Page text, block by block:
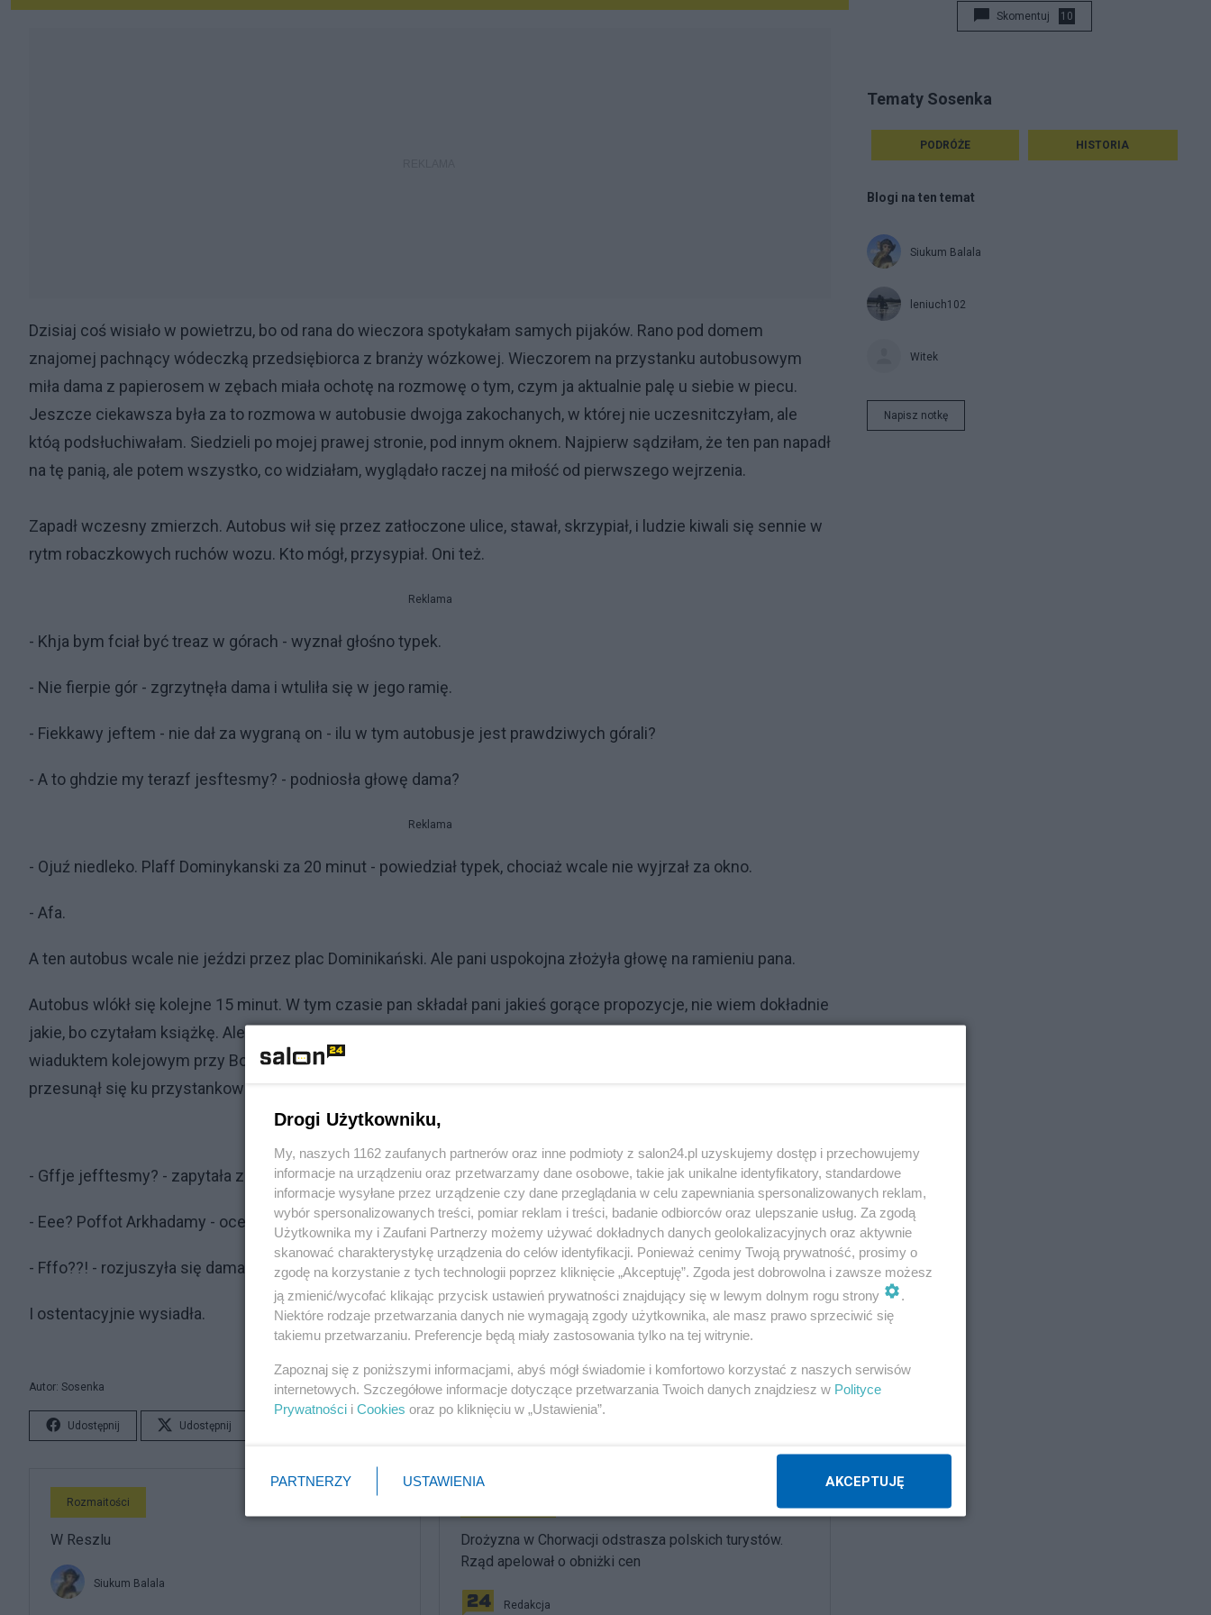
Dzisiaj coś wisiało w powietrzu, bo od rana do wieczora spotykałam samych pijaków. Rano pod domem
znajomej pachnący wódeczką przedsiębiorca z branży wózkowej. Wieczorem na przystanku autobusowym
miła dama z papierosem w zębach miała ochotę na rozmowę o tym, czym ja aktualnie palę u siebie w piecu.
Jeszcze ciekawsza była za to rozmowa w autobusie dwojga zakochanych, w której nie uczesnitczyłam, ale
któą podsłuchiwałam. Siedzieli po mojej prawej stronie, pod innym oknem. Najpierw sądziłam, że ten pan napadł
na tę panią, ale potem wszystko, co widziałam, wyglądało raczej na miłość od pierwszego wejrzenia.
Zapadł wczesny zmierzch. Autobus wił się przez zatłoczone ulice, stawał, skrzypiał, i ludzie kiwali się sennie w
rytm robaczkowych ruchów wozu. Kto mógł, przysypiał. Oni też.
Reklama
- Khja bym fciał być treaz w górach - wyznał głośno typek.
- Nie fierpie gór - zgrzytnęła dama i wtuliła się w jego ramię.
- Fiekkawy jeftem - nie dał za wygraną on - ilu w tym autobusje jest prawdziwych górali?
- A to ghdzie my terazf jesftesmy? - podniosła głowę dama?
Reklama
- Ojuź niedleko. Plaff Dominykanski za 20 minut - powiedział typek, chociaż wcale nie wyjrzał za okno.
- Afa.
A ten autobus wcale nie jeździ przez plac Dominikański. Ale pani uspokojna złożyła głowę na ramieniu pana.
Autobus wlókł się kolejne 15 minut. W tym czasie pan składał pani jakieś gorące propozycje, nie wiem dokładnie
jakie, bo czytałam książkę. Ale coś tam tłumaczył, ona się broniła, choć coraz słabiej. W końcu utknęliśmy pod
wiaduktem kolejowym przy Bogusławskiego, po czym autobus - przebiwszy się przez światła - powoli
przesunął się ku przystankowi przy Świdnickiej. Tu pani podniosła czujnie głowę.
- Gffje jefftesmy? - zapytała znowu.
- Eee? Poffot Arkhadamy - ocenił niespokojnie typek, którego nagle oświeciło w sprawie czasu i przestrzeni.
- Fffo??! - rozjuszyła się dama - A moffiłes, fe to plac Domynykafki!
I ostentacyjnie wysiadła.
Autor: Sosenka
Udostępnij Udostępnij
Rozmaitości
W Reszlu
Siukum Balala
Drożyzna w Chorwacji odstrasza polskich turystów.
Rząd apelował o obniżki cen
Redakcja
Skomentuj 10
Tematy Sosenka
PODRÓŻE HISTORIA
Blogi na ten temat
Siukum Balala
leniuch102
Witek
Napisz notkę
Drogi Użytkowniku,
My, naszych 1162 zaufanych partnerów oraz inne podmioty z salon24.pl uzyskujemy dostęp i przechowujemy
informacje na urządzeniu oraz przetwarzamy dane osobowe, takie jak unikalne identyfikatory, standardowe
informacje wysyłane przez urządzenie czy dane przeglądania w celu zapewniania spersonalizowanych reklam,
wybór spersonalizowanych treści, pomiar reklam i treści, badanie odbiorców oraz ulepszanie usług. Za zgodą
Użytkownika my i Zaufani Partnerzy możemy używać dokładnych danych geolokalizacyjnych oraz aktywnie
skanować charakterystykę urządzenia do celów identyfikacji. Ponieważ cenimy Twoją prywatność, prosimy o
zgodę na korzystanie z tych technologii poprzez kliknięcie „Akceptuję”. Zgoda jest dobrowolna i zawsze możesz
ją zmienić/wycofać klikając przycisk ustawień prywatności znajdujący się w lewym dolnym rogu strony
.
Niektóre rodzaje przetwarzania danych nie wymagają zgody użytkownika, ale masz prawo sprzeciwić się
takiemu przetwarzaniu. Preferencje będą miały zastosowania tylko na tej witrynie.
Zapoznaj się z poniższymi informacjami, abyś mógł świadomie i komfortowo korzystać z naszych serwisów
internetowych. Szczegółowe informacje dotyczące przetwarzania Twoich danych znajdziesz w Polityce
Prywatności i Cookies oraz po kliknięciu w „Ustawienia”.
PARTNERZY USTAWIENIA AKCEPTUJĘ